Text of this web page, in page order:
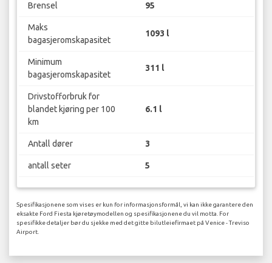
Brensel 95
Maks
bagasjeromskapasitet
1093 l
Minimum
bagasjeromskapasitet
311 l
Drivstofforbruk for
blandet kjøring per 100
km
6.1 l
Antall dører 3
antall seter 5
Spesifikasjonene som vises er kun for informasjonsformål, vi kan ikke garantere den
eksakte Ford Fiesta kjøretøymodellen og spesifikasjonene du vil motta. For
spesifikke detaljer bør du sjekke med det gitte bilutleiefirmaet på Venice - Treviso
Airport.